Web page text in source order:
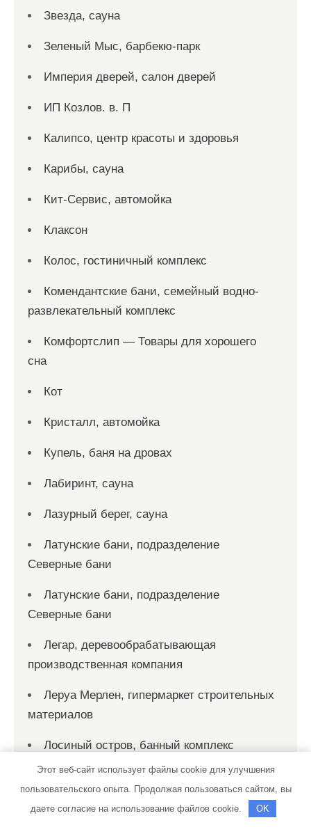
Звезда, сауна
Зеленый Мыс, барбекю-парк
Империя дверей, салон дверей
ИП Козлов. в. П
Калипсо, центр красоты и здоровья
Карибы, сауна
Кит-Сервис, автомойка
Клаксон
Колос, гостиничный комплекс
Комендантские бани, семейный водно-
развлекательный комплекс
Комфортслип — Товары для хорошего
сна
Кот
Кристалл, автомойка
Купель, баня на дровах
Лабиринт, сауна
Лазурный берег, сауна
Латунские бани, подразделение
Северные бани
Латунские бани, подразделение
Северные бани
Легар, деревообрабатывающая
производственная компания
Леруа Мерлен, гипермаркет строительных
материалов
Лосиный остров, банный комплекс
М-АВТО
Магазин по продаже автоэмалей
Этот веб-сайт использует файлы cookie для улучшения
пользовательского опыта. Продолжая пользоваться сайтом, вы
даете согласие на использование файлов cookie.
OK